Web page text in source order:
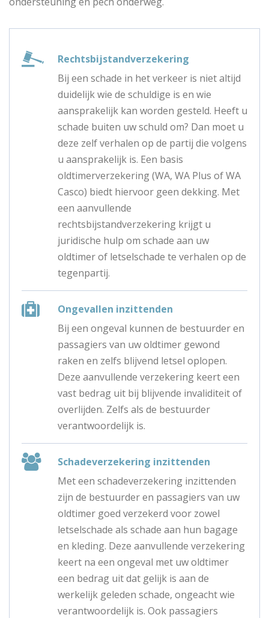
Rechtsbijstandverzekering
Bij een schade in het verkeer is niet altijd
duidelijk wie de schuldige is en wie
aansprakelijk kan worden gesteld. Heeft u
schade buiten uw schuld om? Dan moet u
deze zelf verhalen op de partij die volgens
u aansprakelijk is. Een basis
oldtimerverzekering (WA, WA Plus of WA
Casco) biedt hiervoor geen dekking. Met
een aanvullende
rechtsbijstandverzekering krijgt u
juridische hulp om schade aan uw
oldtimer of letselschade te verhalen op de
tegenpartij.
Ongevallen inzittenden
Bij een ongeval kunnen de bestuurder en
passagiers van uw oldtimer gewond
raken en zelfs blijvend letsel oplopen.
Deze aanvullende verzekering keert een
vast bedrag uit bij blijvende invaliditeit of
overlijden. Zelfs als de bestuurder
verantwoordelijk is.
Schadeverzekering inzittenden
Met een schadeverzekering inzittenden
zijn de bestuurder en passagiers van uw
oldtimer goed verzekerd voor zowel
letselschade als schade aan hun bagage
en kleding. Deze aanvullende verzekering
keert na een ongeval met uw oldtimer
een bedrag uit dat gelijk is aan de
werkelijk geleden schade, ongeacht wie
verantwoordelijk is. Ook passagiers